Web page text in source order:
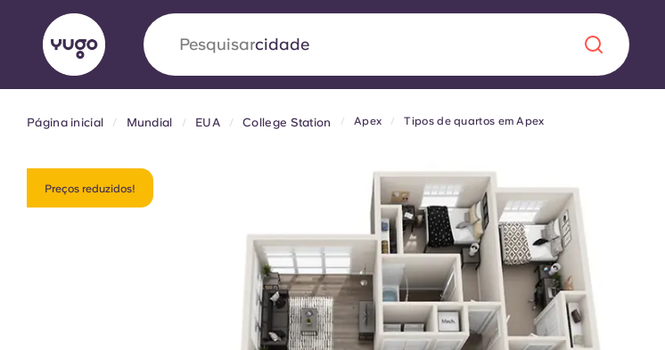
Pesquisarpaís
Yugo VCARB: Impulsionando uma nova
era no alojamento estudantil
A parceria pioneira Yugocom a VCARB estimula a inovação, a
English (GB) English (US) Chinese
Portuguese
Página inicial Mundial EUA College Station Apex Tipos de quartos em Apex
Preços reduzidos!